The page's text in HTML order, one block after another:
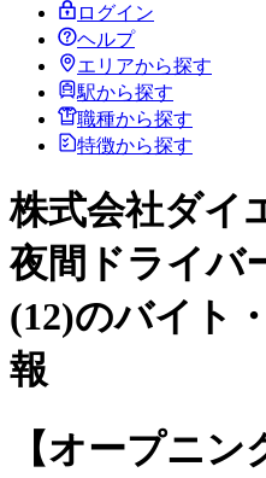
ログイン
ヘルプ
エリアから探す
駅から探す
職種から探す
特徴から探す
株式会社ダイ
夜間ドライバ
(12)のバイト
報
【オープニ